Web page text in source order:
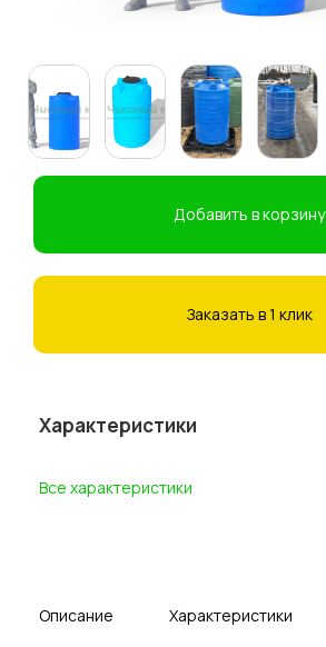
Добавить в корзину
Заказать в 1 клик
Характеристики
Все характеристики
Описание Характеристики